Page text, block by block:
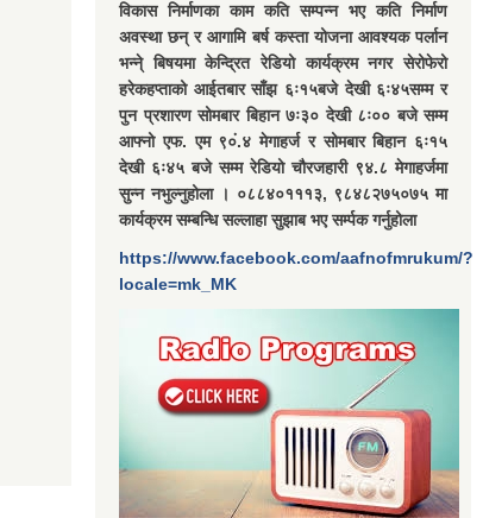
विकास निर्माणका काम कति सम्पन्न भए कति निर्माण
अवस्था छन् र आगामि बर्ष कस्ता योजना आवश्यक पर्लान
भन्ने् बिषयमा केन्द्रित रेडियो कार्यक्रम नगर सेरोफेरो
हरेकहप्ताको आईतबार साँझ ६ः१५बजे देखी ६ः४५सम्म र
पुन प्रशारण सोमबार बिहान ७ः३० देखी ८ः०० बजे सम्म
आफ्नो एफ. एम ९०ं.४ मेगाहर्ज र सोमबार बिहान ६ः१५
देखी ६ः४५ बजे सम्म रेडियो चौरजहारी ९४.८ मेगाहर्जमा
सुन्न नभुल्नुहोला । ०८८४०१११३, ९८४८२७५०७५ मा
कार्यक्रम सम्बन्धि सल्लाहा सुझाब भए सर्म्पक गर्नुहोला
https://www.facebook.com/aafnofmrukum/?
locale=mk_MK